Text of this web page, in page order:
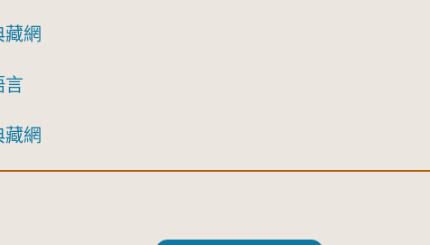
網
言
網